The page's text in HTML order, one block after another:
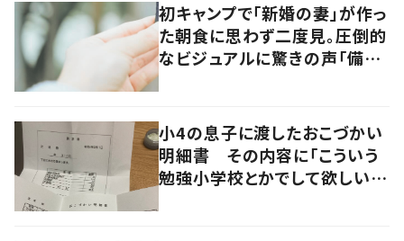
初キャンプで「新婚の妻」が作っ
た朝食に思わず二度見。圧倒的
なビジュアルに驚きの声「備長
小4の息子に渡したおこづかい
明細書 その内容に「こういう
勉強小学校とかでして欲しい」